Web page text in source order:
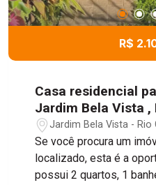
R$
Casa residencial
Jardim Bela Vista ,
Jardim Bela Vista - Rio
Se você procura um
localizado, esta é a
possui 2 quartos, 1